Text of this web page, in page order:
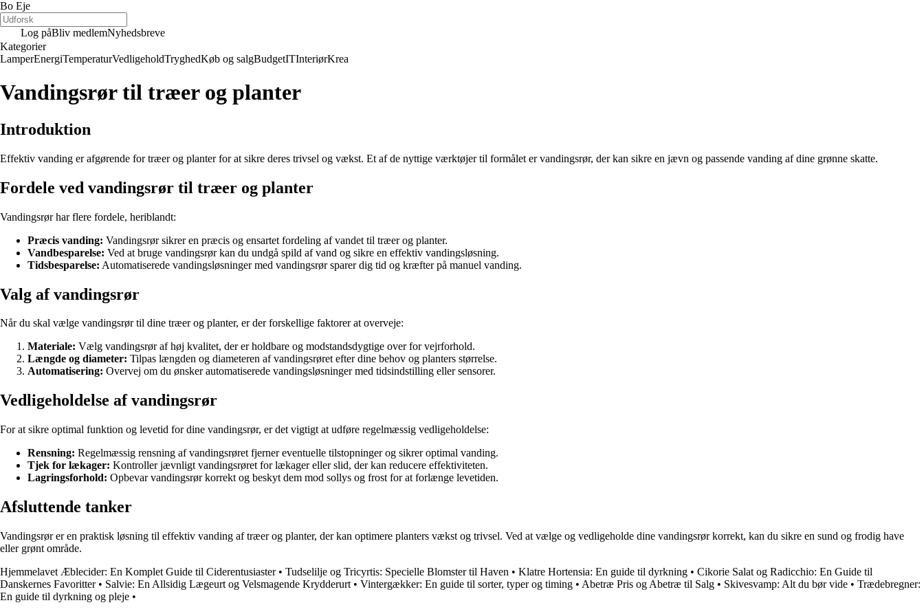
Bo Eje
Log påBliv medlemNyhedsbreve
Kategorier
LamperEnergiTemperaturVedligeholdTryghedKøb og salgBudgetITInteriørKrea
Vandingsrør til træer og planter
Introduktion
Effektiv vanding er afgørende for træer og planter for at sikre deres trivsel og vækst. Et af de nyttige værktøjer til formålet er vandingsrør, der kan sikre en jævn og passende vanding af dine grønne skatte.
Fordele ved vandingsrør til træer og planter
Vandingsrør har flere fordele, heriblandt:
Præcis vanding: Vandingsrør sikrer en præcis og ensartet fordeling af vandet til træer og planter.
Vandbesparelse: Ved at bruge vandingsrør kan du undgå spild af vand og sikre en effektiv vandingsløsning.
Tidsbesparelse: Automatiserede vandingsløsninger med vandingsrør sparer dig tid og kræfter på manuel vanding.
Valg af vandingsrør
Når du skal vælge vandingsrør til dine træer og planter, er der forskellige faktorer at overveje:
Materiale: Vælg vandingsrør af høj kvalitet, der er holdbare og modstandsdygtige over for vejrforhold.
Længde og diameter: Tilpas længden og diameteren af vandingsrøret efter dine behov og planters størrelse.
Automatisering: Overvej om du ønsker automatiserede vandingsløsninger med tidsindstilling eller sensorer.
Vedligeholdelse af vandingsrør
For at sikre optimal funktion og levetid for dine vandingsrør, er det vigtigt at udføre regelmæssig vedligeholdelse:
Rensning: Regelmæssig rensning af vandingsrøret fjerner eventuelle tilstopninger og sikrer optimal vanding.
Tjek for lækager: Kontroller jævnligt vandingsrøret for lækager eller slid, der kan reducere effektiviteten.
Lagringsforhold: Opbevar vandingsrør korrekt og beskyt dem mod sollys og frost for at forlænge levetiden.
Afsluttende tanker
Vandingsrør er en praktisk løsning til effektiv vanding af træer og planter, der kan optimere planters vækst og trivsel. Ved at vælge og vedligeholde dine vandingsrør korrekt, kan du sikre en sund og frodig have
eller grønt område.
Hjemmelavet Æblecider: En Komplet Guide til Ciderentusiaster• Tudselilje og Tricyrtis: Specielle Blomster til Haven • Klatre Hortensia: En guide til dyrkning • Cikorie Salat og Radicchio: En Guide til
Danskernes Favoritter• Salvie: En Allsidig Lægeurt og Velsmagende Krydderurt • Vintergækker: En guide til sorter, typer og timing • Abetræ Pris og Abetræ til Salg • Skivesvamp: Alt du bør vide • Trædebregner:
En guide til dyrkning og pleje •